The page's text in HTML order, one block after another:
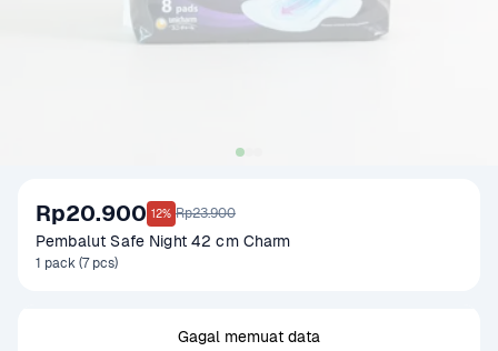
Rp20.900 12% Rp23.900
Pembalut Safe Night 42 cm Charm
1 pack (7 pcs)
Gagal memuat data